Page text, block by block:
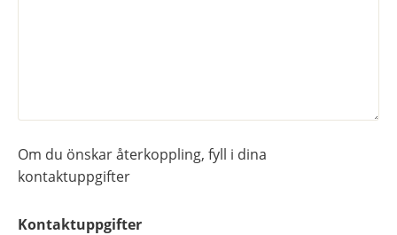
Om du önskar återkoppling, fyll i dina
kontaktuppgifter
Kontaktuppgifter